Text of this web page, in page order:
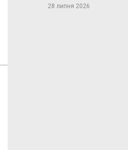
28 липня 2026